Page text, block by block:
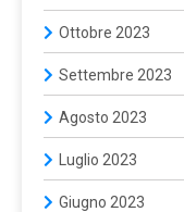
Ottobre 2023
Settembre 2023
Agosto 2023
Luglio 2023
Giugno 2023